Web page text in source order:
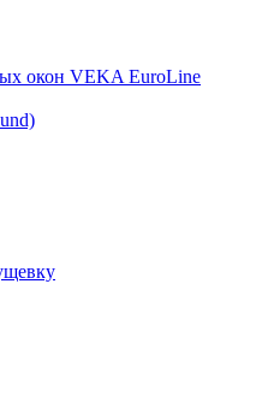
окон VEKA EuroLine